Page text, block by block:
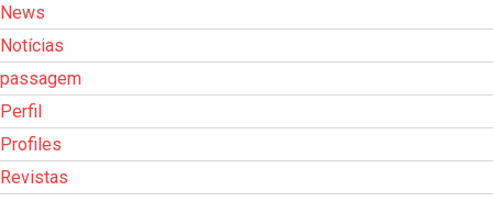
News
Notícias
passagem
Perfil
Profiles
Revistas